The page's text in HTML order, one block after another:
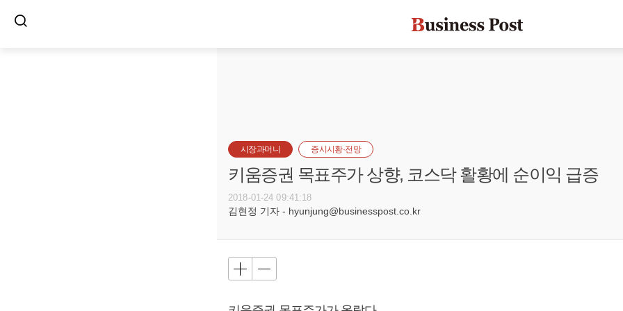
시장과머니 증시시황·전망
키움증권 목표주가 상향, 코스닥 활황에 순이익 급증
2018-01-24 09:41:18
김현정 기자 - hyunjung@businesspost.co.kr